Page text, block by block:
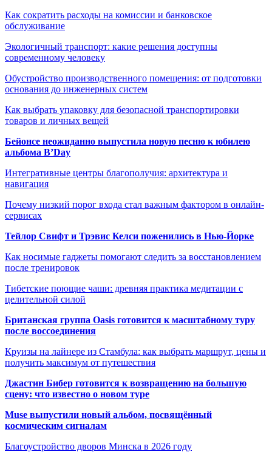
Как сократить расходы на комиссии и банковское
обслуживание
Экологичный транспорт: какие решения доступны
современному человеку
Обустройство производственного помещения: от подготовки
основания до инженерных систем
Как выбрать упаковку для безопасной транспортировки
товаров и личных вещей
Бейонсе неожиданно выпустила новую песню к юбилею
альбома B’Day
Интегративные центры благополучия: архитектура и
навигация
Почему низкий порог входа стал важным фактором в онлайн-
сервисах
Тейлор Свифт и Трэвис Келси поженились в Нью-Йорке
Как носимые гаджеты помогают следить за восстановлением
после тренировок
Тибетские поющие чаши: древняя практика медитации с
целительной силой
Британская группа Oasis готовится к масштабному туру
после воссоединения
Круизы на лайнере из Стамбула: как выбрать маршрут, цены и
получить максимум от путешествия
Джастин Бибер готовится к возвращению на большую
сцену: что известно о новом туре
Muse выпустили новый альбом, посвящённый
космическим сигналам
Благоустройство дворов Минска в 2026 году